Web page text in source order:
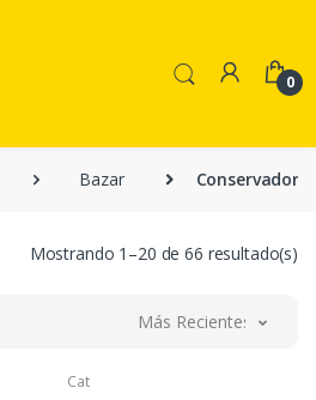
0
Bazar
Mostrando 1–20 de 66 resultado(s)
Más Recientes
Cat